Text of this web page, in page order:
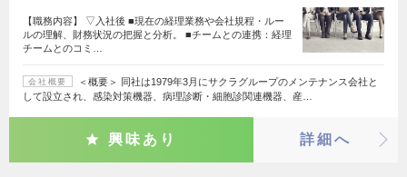
【職務内容】 ▽入社後 ■現在の経理業務や会社規程・ルー
ルの理解、財務状況の把握と分析。 ■チームとの連携：経理
チームとのコミ…
会社概要
＜概要＞ 同社は1979年3月にサクラグループのメンテナンス会社と
して設立され、感染対策機器、病理診断・細胞診関連機器、産…
興味あり 詳細へ